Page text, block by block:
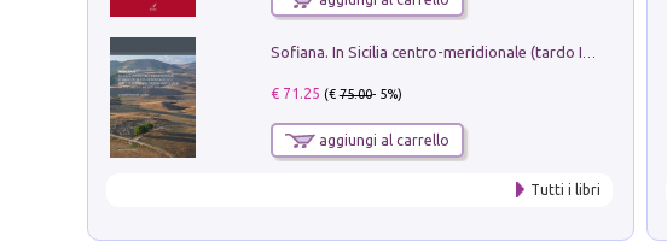
€ 71.25 (€75.00- 5%)
aggiungi al carrello
Tutti i libri